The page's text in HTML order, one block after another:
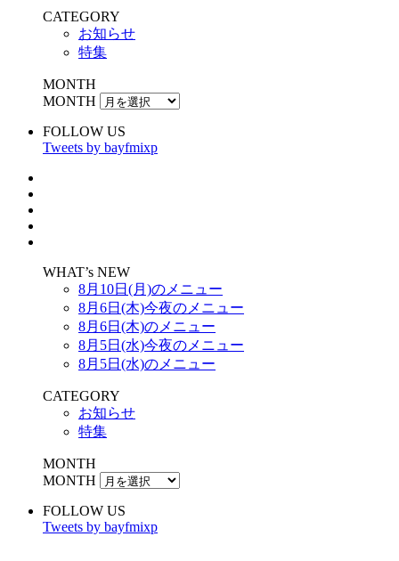
CATEGORY
お知らせ
特集
MONTH
MONTH
FOLLOW US
Tweets by bayfmixp
WHAT’s NEW
8月10日(月)のメニュー
8月6日(木)今夜のメニュー
8月6日(木)のメニュー
8月5日(水)今夜のメニュー
8月5日(水)のメニュー
CATEGORY
お知らせ
特集
MONTH
MONTH
FOLLOW US
Tweets by bayfmixp